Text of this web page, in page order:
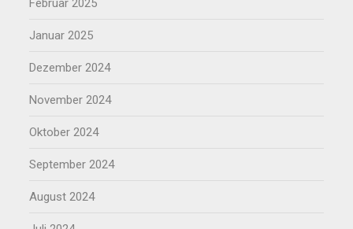
Februar 2025
Januar 2025
Dezember 2024
November 2024
Oktober 2024
September 2024
August 2024